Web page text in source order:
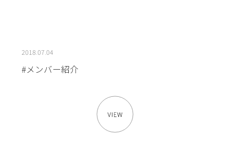
2018.07.04
#メンバー紹介